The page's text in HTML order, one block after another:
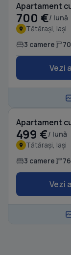
700 €/ lună
Tătărași, Iași
3 camere
Vezi
Apartament
499 €/ lună
Tătărași, Iași
3 camere
Vezi